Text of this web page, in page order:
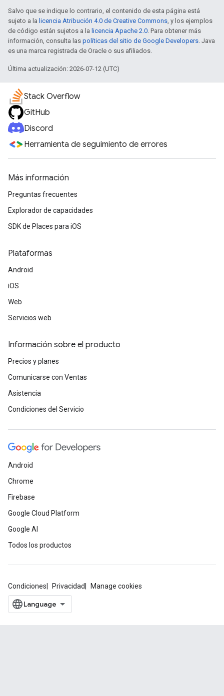
Salvo que se indique lo contrario, el contenido de esta página está
sujeto a la licencia Atribución 4.0 de Creative Commons, y los ejemplos
de código están sujetos a la licencia Apache 2.0. Para obtener más
información, consulta las políticas del sitio de Google Developers. Java
es una marca registrada de Oracle o sus afiliados.
Última actualización: 2026-07-12 (UTC)
Stack Overflow
GitHub
Discord
Herramienta de seguimiento de errores
Más información
Preguntas frecuentes
Explorador de capacidades
SDK de Places para iOS
Plataformas
Android
iOS
Web
Servicios web
Información sobre el producto
Precios y planes
Comunicarse con Ventas
Asistencia
Condiciones del Servicio
Android
Chrome
Firebase
Google Cloud Platform
Google AI
Todos los productos
Condiciones Privacidad Manage cookies